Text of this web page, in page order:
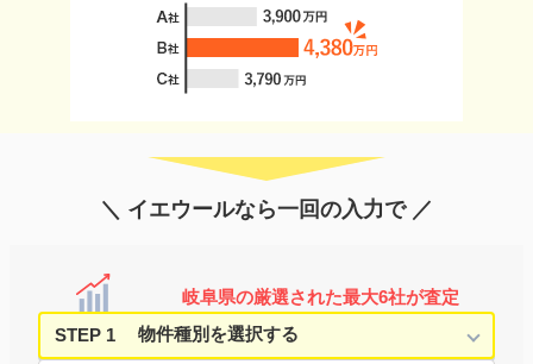
＼ イエウールなら一回の入力で ／
岐阜県の厳選された最大6社が査定
STEP 1